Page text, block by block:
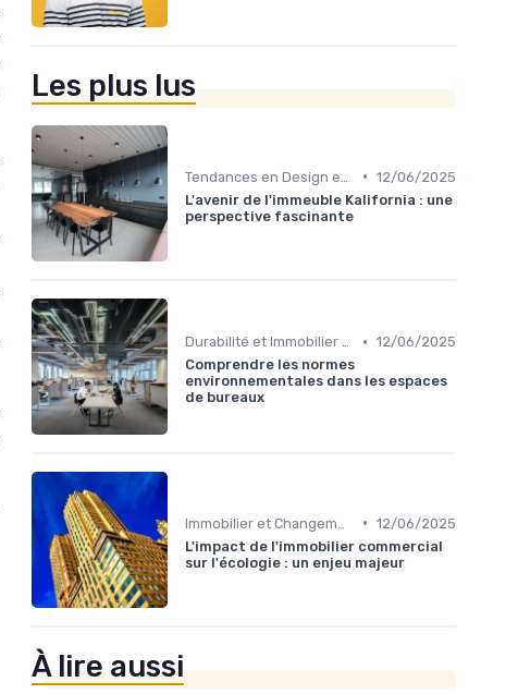
Les plus lus
• 12/06/2025
L'avenir de l'immeuble Kalifornia : une
perspective fascinante
Durabilité et Immobilier Éco-responsable • 12/06/2025
Comprendre les normes
environnementales dans les espaces
de bureaux
• 12/06/2025
L'impact de l'immobilier commercial
sur l'écologie : un enjeu majeur
À lire aussi